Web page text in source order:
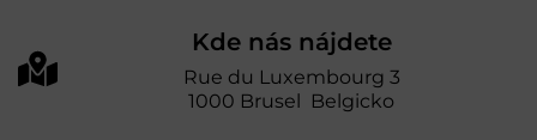
Kde nás nájdete
Rue du Luxembourg 3
1000 Brusel Belgicko